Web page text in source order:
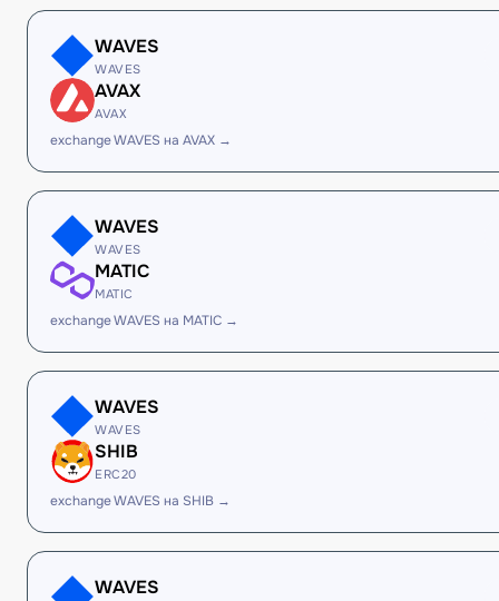
WAVES
WAVES
AVAX
AVAX
exchange WAVES на AVAX →
WAVES
WAVES
MATIC
MATIC
exchange WAVES на MATIC →
WAVES
WAVES
SHIB
ERC20
exchange WAVES на SHIB →
WAVES